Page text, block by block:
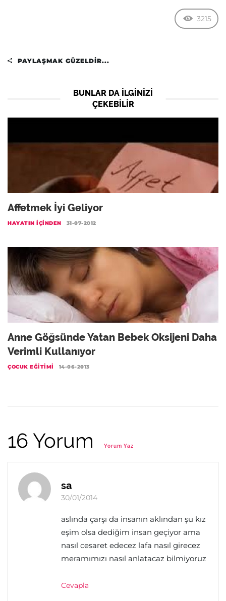
3215
PAYLAŞMAK GÜZELDIR...
BUNLAR DA ILGINIZI
ÇEKEBILIR
Affetmek İyi Geliyor
HAYATIN İÇINDEN 31-07-2012
Anne Göğsünde Yatan Bebek Oksijeni Daha
Verimli Kullanıyor
ÇOCUK EĞITIMI 14-06-2013
16 Yorum Yorum Yaz
sa
30/01/2014
aslında çarşı da insanın aklından şu kız
eşim olsa dediğim insan geçiyor ama
nasıl cesaret edecez lafa nasıl girecez
meramımızı nasıl anlatacaz bilmiyoruz
Cevapla